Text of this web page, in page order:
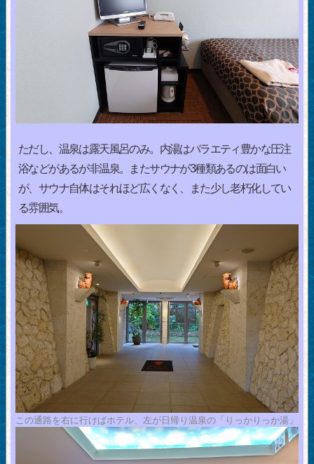
ただし、温泉は露天風呂のみ。内湯はバラエティ豊かな圧注
浴などがあるが非温泉。またサウナが3種類あるのは面白い
が、サウナ自体はそれほど広くなく、また少し老朽化してい
る雰囲気。
この通路を右に行けばホテル、左が日帰り温泉の「りっかりっか湯」